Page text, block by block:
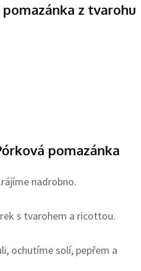
z tvarohu
pomazánka
nadrobno.
s tvarohem a ricottou.
ochutíme solí, pepřem a